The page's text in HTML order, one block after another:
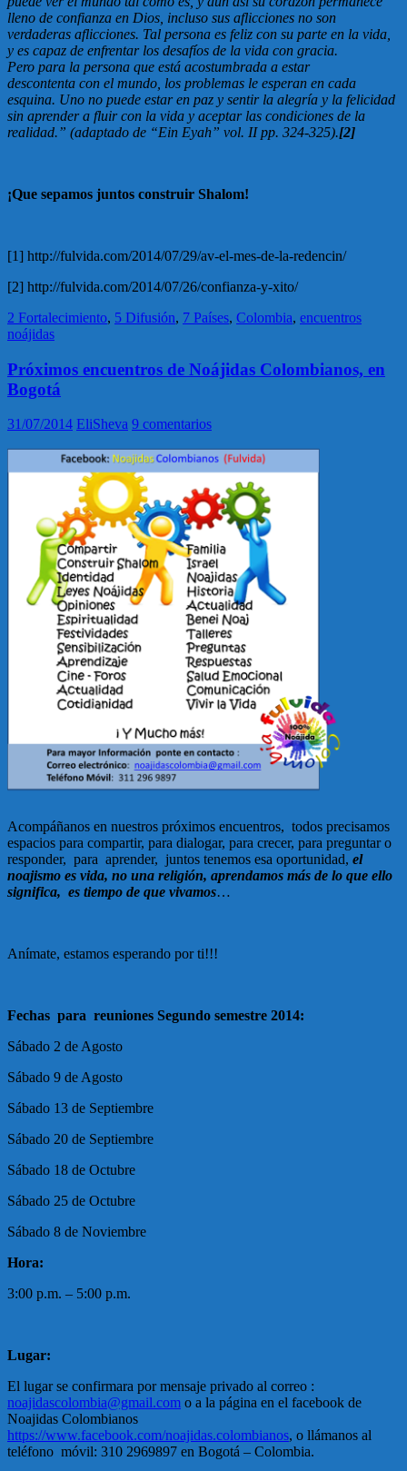
lleno de confianza en Dios, incluso sus aflicciones no son
verdaderas aflicciones. Tal persona es feliz con su parte en la vida,
y es capaz de enfrentar los desafíos de la vida con gracia.
Pero para la persona que está acostumbrada a estar
descontenta con el mundo, los problemas le esperan en cada
esquina. Uno no puede estar en paz y sentir la alegría y la felicidad
sin aprender a fluir con la vida y aceptar las condiciones de la
realidad.” (adaptado de “Ein Eyah” vol. II pp. 324-325).[2]
¡Que sepamos juntos construir Shalom!
[1] http://fulvida.com/2014/07/29/av-el-mes-de-la-redencin/
[2] http://fulvida.com/2014/07/26/confianza-y-xito/
2 Fortalecimiento, 5 Difusión, 7 Países, Colombia, encuentros
noájidas
Próximos encuentros de Noájidas Colombianos, en
Bogotá
31/07/2014 EliSheva 9 comentarios
Acompáñanos en nuestros próximos encuentros, todos precisamos
espacios para compartir, para dialogar, para crecer, para preguntar o
responder, para aprender, juntos tenemos esa oportunidad, el
noajismo es vida, no una religión, aprendamos más de lo que ello
significa, es tiempo de que vivamos…
Anímate, estamos esperando por ti!!!
Fechas para reuniones Segundo semestre 2014:
Sábado 2 de Agosto
Sábado 9 de Agosto
Sábado 13 de Septiembre
Sábado 20 de Septiembre
Sábado 18 de Octubre
Sábado 25 de Octubre
Sábado 8 de Noviembre
Hora:
3:00 p.m. – 5:00 p.m.
Lugar:
El lugar se confirmara por mensaje privado al correo :
noajidascolombia@gmail.com o a la página en el facebook de
Noajidas Colombianos
https://www.facebook.com/noajidas.colombianos, o llámanos al
teléfono móvil: 310 2969897 en Bogotá – Colombia.